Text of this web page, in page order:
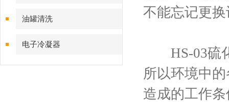
油罐清洗
电子冷凝器
不能忘记更
HS-03硫化
所以环境中
造成的工作